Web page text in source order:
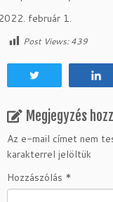
február 1.
Post Views:439
Megjegyzés
Az e-mail címet nem
karakterrel jelöltük
Hozzászólás *